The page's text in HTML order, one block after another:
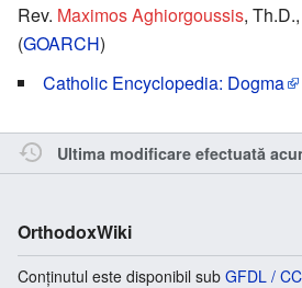
Rev. Maximos Aghiorgoussis,
(GOARCH)
Catholic Encyclopedia: Dogma
Ultima modificare efectuată
OrthodoxWiki
Conținutul este disponibil sub GFDL /